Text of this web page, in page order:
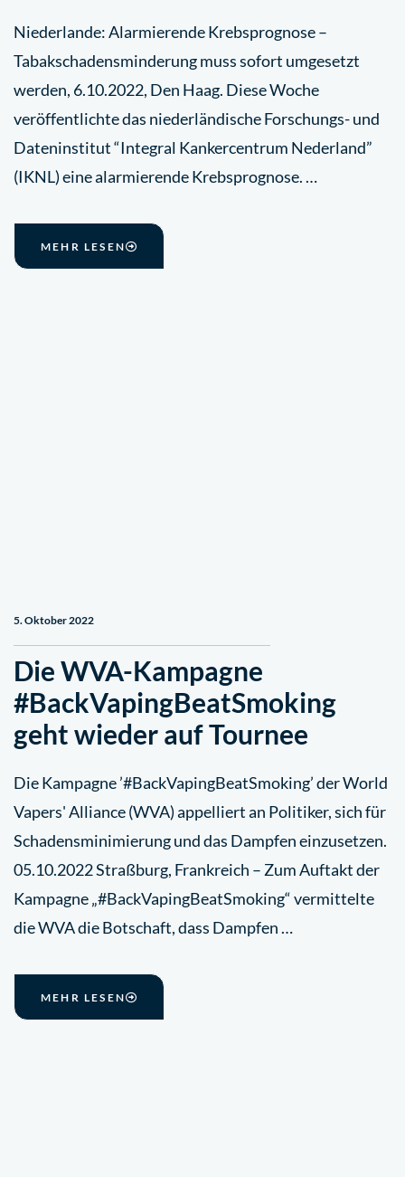
Niederlande: Alarmierende Krebsprognose –
Tabakschadensminderung muss sofort umgesetzt
werden, 6.10.2022, Den Haag. Diese Woche
veröffentlichte das niederländische Forschungs- und
Dateninstitut “Integral Kankercentrum Nederland”
(IKNL) eine alarmierende Krebsprognose. …
MEHR LESEN
5. Oktober 2022
Die WVA-Kampagne
#BackVapingBeatSmoking
geht wieder auf Tournee
Die Kampagne ’#BackVapingBeatSmoking’ der World
Vapers' Alliance (WVA) appelliert an Politiker, sich für
Schadensminimierung und das Dampfen einzusetzen.
05.10.2022 Straßburg, Frankreich – Zum Auftakt der
Kampagne „#BackVapingBeatSmoking“ vermittelte
die WVA die Botschaft, dass Dampfen …
MEHR LESEN